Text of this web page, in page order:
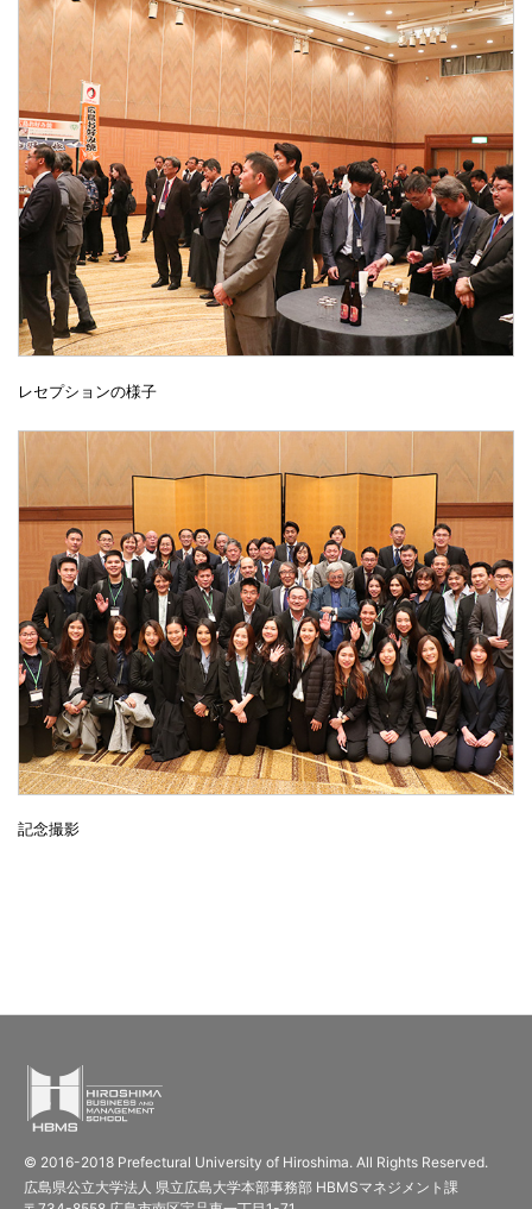
レセプションの様子
記念撮影
© 2016-2018 Prefectural University of Hiroshima. All Rights Reserved.
広島県公立大学法人 県立広島大学本部事務部 HBMSマネジメント課